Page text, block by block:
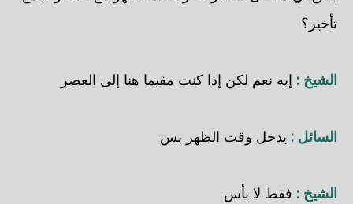
تأخير؟
الشيخ : إيه نعم لكن إذا كنت مقيما هنا إلى العصر
السائل : يدخل وقت الظهر بس
الشيخ : فقط لا بأس